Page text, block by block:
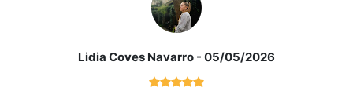
Lidia Coves Navarro - 05/05/2026